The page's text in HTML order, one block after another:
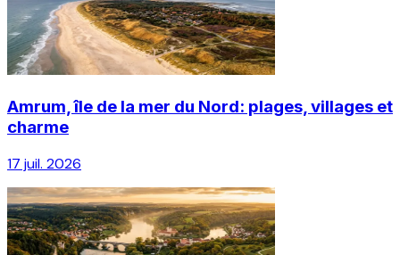
Amrum, île de la mer du Nord: plages, villages et
charme
17 juil. 2026